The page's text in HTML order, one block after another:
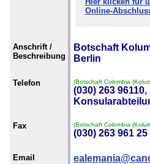
Online-
Anschrift /
Beschreibung
Botschaft
Berlin
Telefon (Botschaft Colombia
(030) 263 96110,
Fax (Botschaft Colombia
(030) 263 961 25
Email